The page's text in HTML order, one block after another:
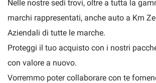
Nelle nostre sedi trovi, oltre a tutta la
marchi rappresentati, anche auto a Km
Aziendali di tutte le marche.
Proteggi il tuo acquisto con i nostri
con valore a nuovo.
Vorremmo poter collaborare con te
Cookie necessari